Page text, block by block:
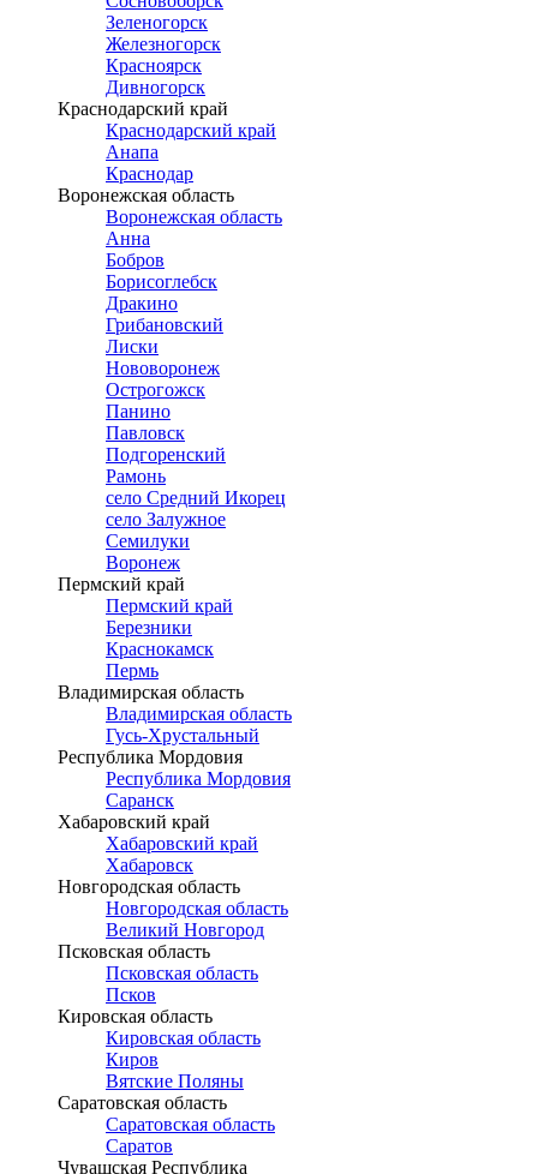
Зеленогорск
Железногорск
Красноярск
Дивногорск
Краснодарский край
Краснодарский край
Анапа
Краснодар
Воронежская область
Воронежская область
Анна
Бобров
Борисоглебск
Дракино
Грибановский
Лиски
Нововоронеж
Острогожск
Панино
Павловск
Подгоренский
Рамонь
село Средний Икорец
село Залужное
Семилуки
Воронеж
Пермский край
Пермский край
Березники
Краснокамск
Пермь
Владимирская область
Владимирская область
Гусь-Хрустальный
Республика Мордовия
Республика Мордовия
Саранск
Хабаровский край
Хабаровский край
Хабаровск
Новгородская область
Новгородская область
Великий Новгород
Псковская область
Псковская область
Псков
Кировская область
Кировская область
Киров
Вятские Поляны
Саратовская область
Саратовская область
Саратов
Чувашская Республика